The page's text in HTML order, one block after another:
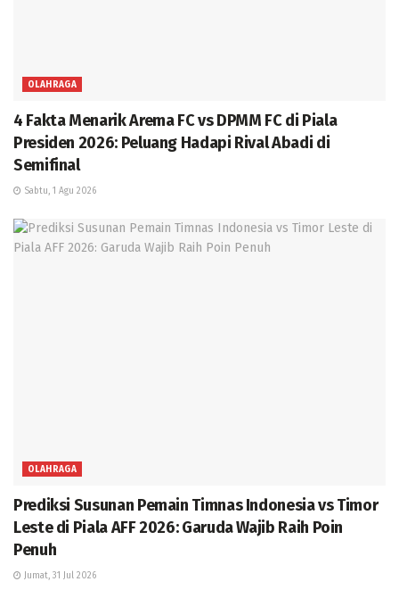
OLAHRAGA
4 Fakta Menarik Arema FC vs DPMM FC di Piala
Presiden 2026: Peluang Hadapi Rival Abadi di
Semifinal
Sabtu, 1 Agu 2026
OLAHRAGA
Prediksi Susunan Pemain Timnas Indonesia vs Timor
Leste di Piala AFF 2026: Garuda Wajib Raih Poin
Penuh
Jumat, 31 Jul 2026